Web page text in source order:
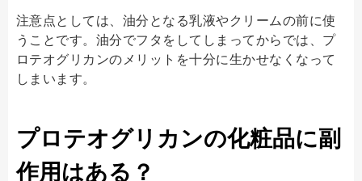
注意点としては、油分となる乳液やクリームの前に使
うことです。油分でフタをしてしまってからでは、プ
ロテオグリカンのメリットを十分に生かせなくなって
しまいます。
プロテオグリカンの化粧品に副
作用はある？